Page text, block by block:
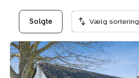
Solgte Vælg sortering
Landejendom:
Øremosevej
1,